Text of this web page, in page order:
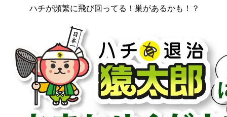
ハチが頻繁に飛び回ってる！巣があるかも！？